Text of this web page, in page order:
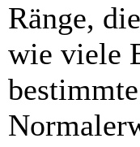
Ränge,
wie viele